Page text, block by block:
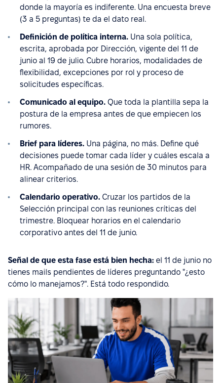
donde la mayoría es indiferente. Una encuesta breve
(3 a 5 preguntas) te da el dato real.
Definición de política interna. Una sola política,
escrita, aprobada por Dirección, vigente del 11 de
junio al 19 de julio. Cubre horarios, modalidades de
flexibilidad, excepciones por rol y proceso de
solicitudes específicas.
Comunicado al equipo. Que toda la plantilla sepa la
postura de la empresa antes de que empiecen los
rumores.
Brief para líderes. Una página, no más. Define qué
decisiones puede tomar cada líder y cuáles escala a
HR. Acompañado de una sesión de 30 minutos para
alinear criterios.
Calendario operativo. Cruzar los partidos de la
Selección principal con las reuniones críticas del
trimestre. Bloquear horarios en el calendario
corporativo antes del 11 de junio.
Señal de que esta fase está bien hecha: el 11 de junio no
tienes mails pendientes de líderes preguntando "¿esto
cómo lo manejamos?". Está todo respondido.